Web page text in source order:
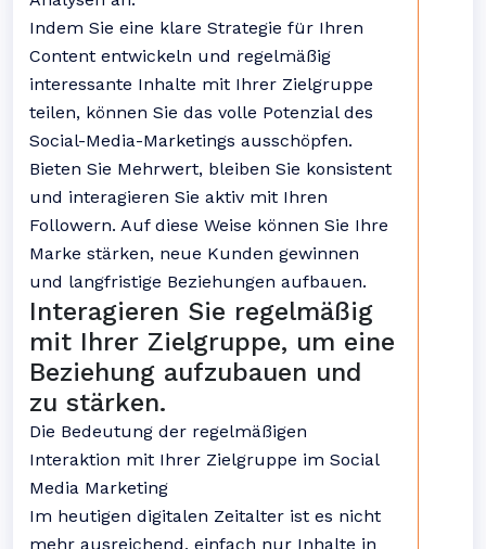
Indem Sie eine klare Strategie für Ihren
Content entwickeln und regelmäßig
interessante Inhalte mit Ihrer Zielgruppe
teilen, können Sie das volle Potenzial des
Social-Media-Marketings ausschöpfen.
Bieten Sie Mehrwert, bleiben Sie konsistent
und interagieren Sie aktiv mit Ihren
Followern. Auf diese Weise können Sie Ihre
Marke stärken, neue Kunden gewinnen
und langfristige Beziehungen aufbauen.
Interagieren Sie regelmäßig
mit Ihrer Zielgruppe, um eine
Beziehung aufzubauen und
zu stärken.
Die Bedeutung der regelmäßigen
Interaktion mit Ihrer Zielgruppe im Social
Media Marketing
Im heutigen digitalen Zeitalter ist es nicht
mehr ausreichend, einfach nur Inhalte in